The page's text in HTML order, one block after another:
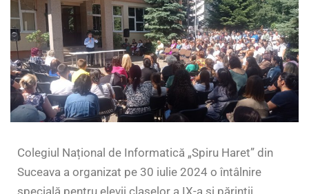
Colegiul Național de Informatică „Spiru Haret” din
Suceava a organizat pe 30 iulie 2024 o întâlnire